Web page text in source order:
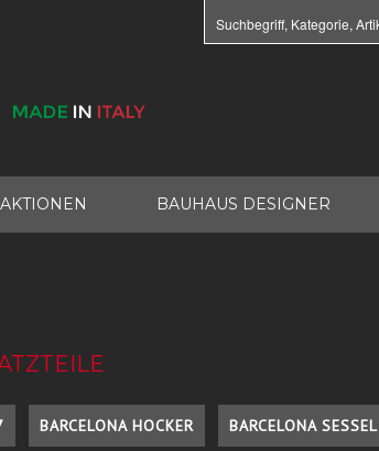
AKTIONEN BAUHAUS DESIGNER
BARCELONA HOCKER BARCELONA SESSEL